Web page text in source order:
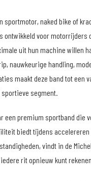
sportmotor, naked bike of
ontwikkeld voor motorrijders
uit hun machine willen
nauwkeurige handling,
maakt deze band tot een
segment.
een premium sportband die
biedt tijdens
vindt in de
rit opnieuw kunt